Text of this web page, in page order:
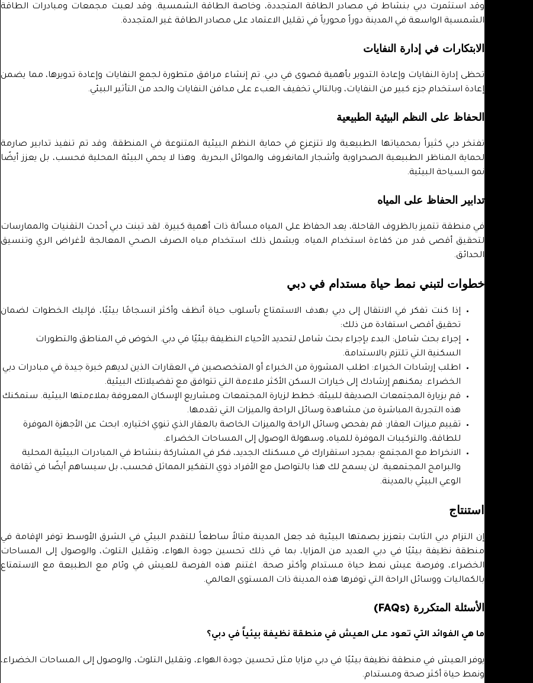
وقد استثمرت دبي بنشاط في مصادر الطاقة المتجددة، وخاصة الطاقة الشمسية. وقد لعبت مجمعات ومبادرات الطاقة
الشمسية الواسعة في المدينة دوراً محورياً في تقليل الاعتماد على مصادر الطاقة غير المتجددة.
الابتكارات في إدارة النفايات
تحظى إدارة النفايات وإعادة التدوير بأهمية قصوى في دبي. تم إنشاء مرافق متطورة لجمع النفايات وإعادة تدويرها، مما يضمن
إعادة استخدام جزء كبير من النفايات، وبالتالي تخفيف العبء على مدافن النفايات والحد من التأثير البيئي.
الحفاظ على النظم البيئية الطبيعية
تفتخر دبي كثيراً بمحمياتها الطبيعية ولا تتزعزع في حماية النظم البيئية المتنوعة في المنطقة. وقد تم تنفيذ تدابير صارمة
لحماية المناظر الطبيعية الصحراوية وأشجار المانغروف والموائل البحرية. وهذا لا يحمي البيئة المحلية فحسب، بل يعزز أيضًا
نمو السياحة البيئية.
تدابير الحفاظ على المياه
في منطقة تتميز بالظروف القاحلة، يعد الحفاظ على المياه مسألة ذات أهمية كبيرة. لقد تبنت دبي أحدث التقنيات والممارسات
لتحقيق أقصى قدر من كفاءة استخدام المياه. ويشمل ذلك استخدام مياه الصرف الصحي المعالجة لأغراض الري وتنسيق
الحدائق.
خطوات لتبني نمط حياة مستدام في دبي
إذا كنت تفكر في الانتقال إلى دبي بهدف الاستمتاع بأسلوب حياة أنظف وأكثر انسجامًا بيئيًا، فإليك الخطوات لضمان
تحقيق أقصى استفادة من ذلك:
إجراء بحث شامل: البدء بإجراء بحث شامل لتحديد الأحياء النظيفة بيئيًا في دبي. الخوض في المناطق والتطورات
السكنية التي تلتزم بالاستدامة.
اطلب إرشادات الخبراء: اطلب المشورة من الخبراء أو المتخصصين في العقارات الذين لديهم خبرة جيدة في مبادرات دبي
الخضراء. يمكنهم إرشادك إلى خيارات السكن الأكثر ملاءمة التي تتوافق مع تفضيلاتك البيئية.
قم بزيارة المجتمعات الصديقة للبيئة: خطط لزيارة المجتمعات ومشاريع الإسكان المعروفة بملاءمتها البيئية. ستمكنك
هذه التجربة المباشرة من مشاهدة وسائل الراحة والميزات التي تقدمها.
تقييم ميزات العقار: قم بفحص وسائل الراحة والميزات الخاصة بالعقار الذي تنوي اختياره. ابحث عن الأجهزة الموفرة
للطاقة، والتركيبات الموفرة للمياه، وسهولة الوصول إلى المساحات الخضراء.
الانخراط مع المجتمع: بمجرد استقرارك في مسكنك الجديد، فكر في المشاركة بنشاط في المبادرات البيئية المحلية
والبرامج المجتمعية. لن يسمح لك هذا بالتواصل مع الأفراد ذوي التفكير المماثل فحسب، بل سيساهم أيضًا في ثقافة
الوعي البيئي بالمدينة.
استنتاج
إن التزام دبي الثابت بتعزيز بصمتها البيئية قد جعل المدينة مثالاً ساطعاً للتقدم البيئي في الشرق الأوسط توفر الإقامة في
منطقة نظيفة بيئيًا في دبي العديد من المزايا، بما في ذلك تحسين جودة الهواء، وتقليل التلوث، والوصول إلى المساحات
الخضراء، وفرصة عيش نمط حياة مستدام وأكثر صحة. اغتنم هذه الفرصة للعيش في وئام مع الطبيعة مع الاستمتاع
بالكماليات ووسائل الراحة التي توفرها هذه المدينة ذات المستوى العالمي.
الأسئلة المتكررة (FAQs)
ما هي الفوائد التي تعود على العيش في منطقة نظيفة بيئياً في دبي؟
يوفر العيش في منطقة نظيفة بيئيًا في دبي مزايا مثل تحسين جودة الهواء، وتقليل التلوث، والوصول إلى المساحات الخضراء،
ونمط حياة أكثر صحة ومستدام.